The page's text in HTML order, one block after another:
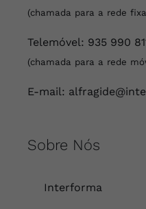
(chamada para a rede
Telemóvel: 935 990
(chamada para a rede
E-mail:
Sobre Nós
Interforma